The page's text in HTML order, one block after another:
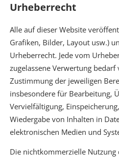
Urheberrecht
Alle auf dieser Website
Grafiken, Bilder, Layout usw.)
Urheberrecht. Jede vom
zugelassene Verwertung
Zustimmung der jeweiligen
insbesondere für Bearbeitung,
Vervielfältigung,
Wiedergabe von Inhalten in
elektronischen Medien und
Die nichtkommerzielle Nutzung